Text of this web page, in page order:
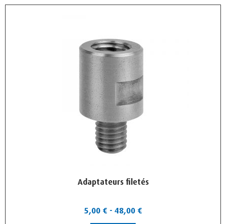
Adaptateurs filetés
5,00 € - 48,00 €